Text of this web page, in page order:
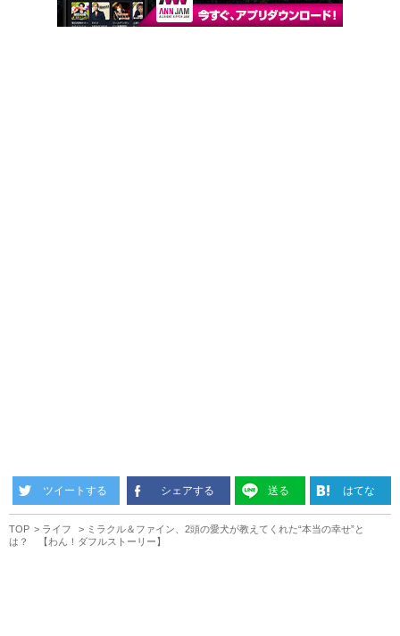
ツイートする シェアする 送る はてな
TOP ライフ
ミラクル＆ファイン、2頭の愛犬が教えてくれた“本当の幸せ”と
は？ 【わん！ダフルストーリー】